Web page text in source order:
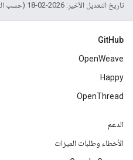
تاريخ التعديل الأخير: 2026-02-18 (حسب التوقيت العالمي المتفَّق عليه)
GitHub
OpenWeave
Happy
OpenThread
الدعم
الأخطاء وطلبات الميزات